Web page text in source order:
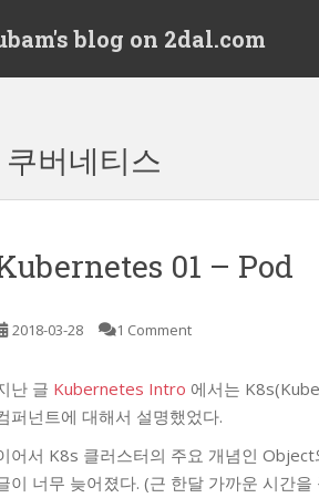
blog on 2dal.com
쿠버네티스
01 – Pod
2018-03-28 1 Comment
난 글 Kubernetes Intro 에서는
퍼넌트에 대해서 설명했었다.
어서 K8s 클러스터의 주요 개념인
이 너무 늦어졌다. (근 한달 가까운 시간